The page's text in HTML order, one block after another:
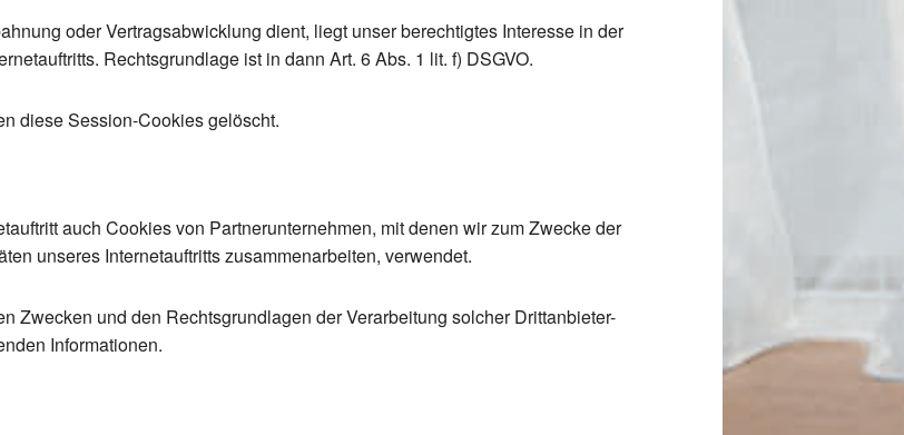
oder Vertragsabwicklung dient, liegt unser berechtigtes Interesse in der
Rechtsgrundlage ist in dann Art. 6 Abs. 1 lit. f) DSGVO.
diese Session-Cookies gelöscht.
auch Cookies von Partnerunternehmen, mit denen wir zum Zwecke der
unseres Internetauftritts zusammenarbeiten, verwendet.
Zwecken und den Rechtsgrundlagen der Verarbeitung solcher Drittanbieter-
Informationen.